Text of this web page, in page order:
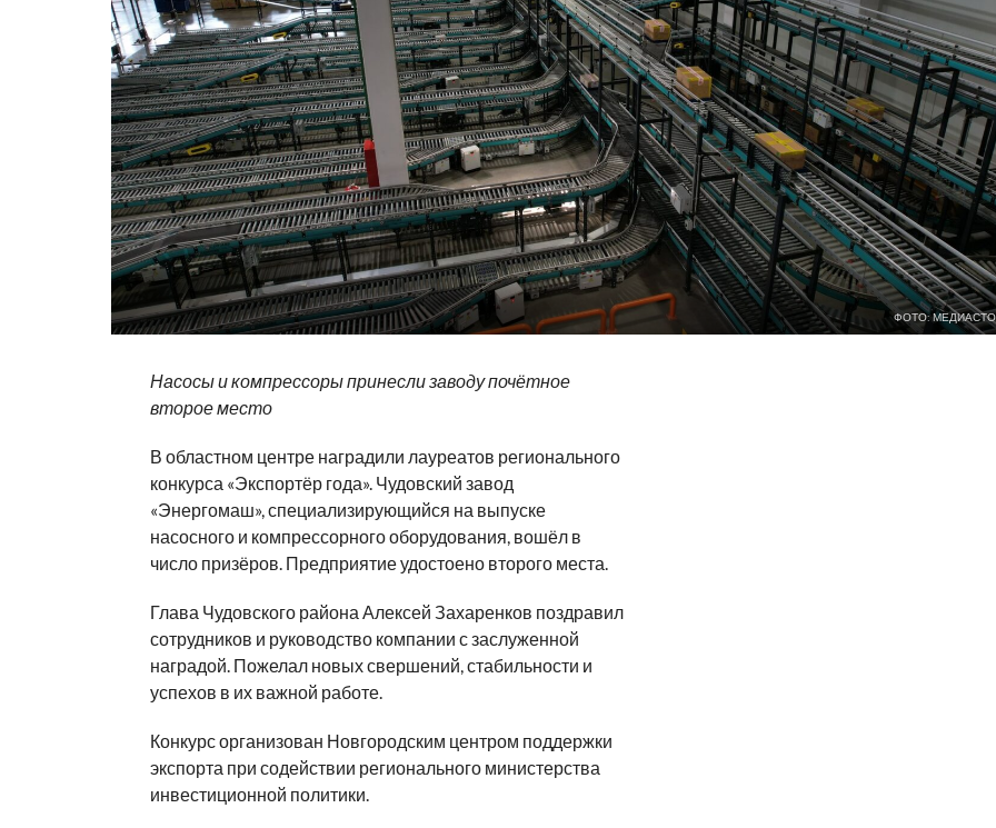
ФОТО:
Насосы и компрессоры принесли заводу почётное
второе место
В областном центре наградили лауреатов регионального
конкурса «Экспортёр года». Чудовский завод
«Энергомаш», специализирующийся на выпуске
насосного и компрессорного оборудования, вошёл в
число призёров. Предприятие удостоено второго места.
Глава Чудовского района Алексей Захаренков поздравил
сотрудников и руководство компании с заслуженной
наградой. Пожелал новых свершений, стабильности и
успехов в их важной работе.
Конкурс организован Новгородским центром поддержки
экспорта при содействии регионального министерства
инвестиционной политики.